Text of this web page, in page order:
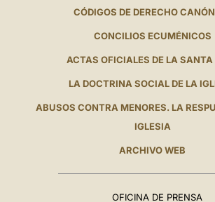
CÓDIGOS DE DERECHO
CONCILIOS ECUMÉNICOS
ACTAS OFICIALES DE LA SANTA
LA DOCTRINA SOCIAL DE LA
ABUSOS CONTRA MENORES. LA
IGLESIA
ARCHIVO WEB
OFICINA DE PRENSA